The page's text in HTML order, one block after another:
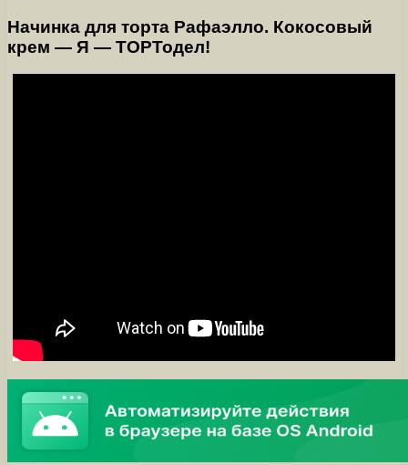
Начинка для торта Рафаэлло. Кокосовый
крем — Я — ТОРТодел!